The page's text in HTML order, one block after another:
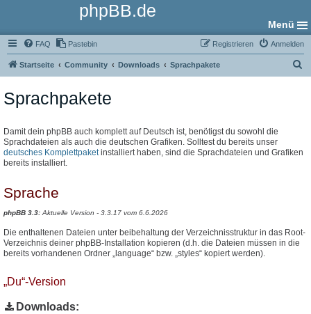
phpBB.de
Menü
FAQ Pastebin Anmelden
Registrieren
Startseite Community Downloads Sprachpakete
Sprachpakete
Damit dein phpBB auch komplett auf Deutsch ist, benötigst du sowohl die
Sprachdateien als auch die deutschen Grafiken. Solltest du bereits unser
deutsches Komplettpaketinstalliert haben, sind die Sprachdateien und Grafiken
bereits installiert.
Sprache
phpBB 3.3:Aktuelle Version - 3.3.17 vom 6.6.2026
Die enthaltenen Dateien unter beibehaltung der Verzeichnisstruktur in das Root-
Verzeichnis deiner phpBB-Installation kopieren (d.h. die Dateien müssen in die
bereits vorhandenen Ordner „language“ bzw. „styles“ kopiert werden).
„Du“-Version
Downloads: